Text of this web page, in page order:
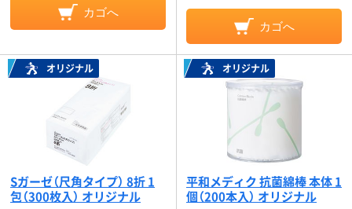
カゴへ
カゴへ
オリジナル
Sガーゼ（尺角タイプ） 8折 1
包（300枚入） オリジナル
オリジナル
平和メディク 抗菌綿棒 本体 1
個（200本入） オリジナル